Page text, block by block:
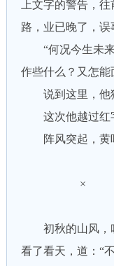
上文字的警告，
路，业已晚了，误
“何况今生未来
作些什么？又怎能
说到这里，他猛
这次他越过红字
阵风突起，黄
初秋的山风，
看了看天，道：“